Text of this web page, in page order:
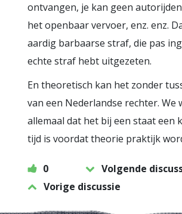
ontvangen, je kan geen
het openbaar vervoer, enz. enz.
aardig barbaarse straf, die pas
echte straf hebt uitgezeten.
En theoretisch kan het zonder
van een Nederlandse rechter. We
allemaal dat het bij een staat een
tijd is voordat theorie praktijk
0
Volgende
Vorige discussie